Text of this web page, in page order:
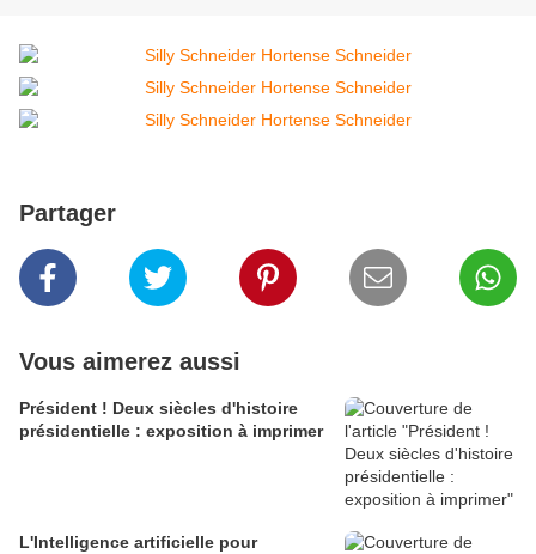
Partager
Vous aimerez aussi
Président ! Deux siècles d'histoire
présidentielle : exposition à imprimer
L'Intelligence artificielle pour